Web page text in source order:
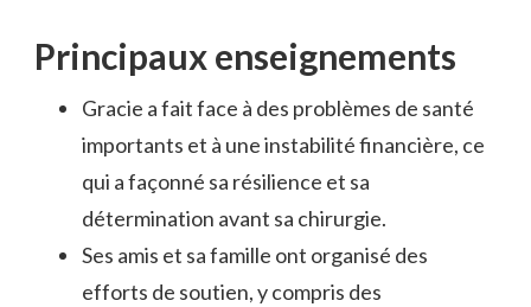
Principaux enseignements
Gracie a fait face à des problèmes de santé
importants et à une instabilité financière, ce
qui a façonné sa résilience et sa
détermination avant sa chirurgie.
Ses amis et sa famille ont organisé des
efforts de soutien, y compris des